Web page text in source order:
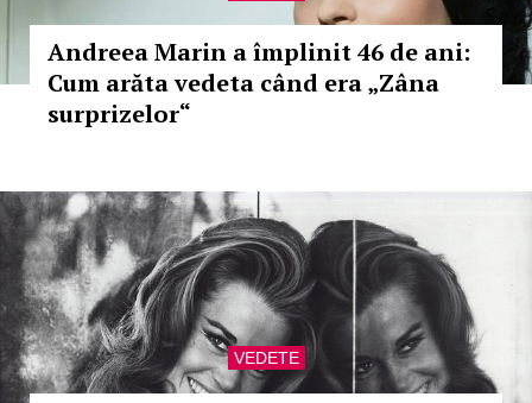
Andreea Marin a împlinit 46 de ani:
Cum arăta vedeta când era „Zâna
surprizelor“
VEDETE